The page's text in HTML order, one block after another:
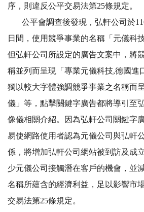
序，則違反公平交易法第25條規定。
公平會調查後發現，弘軒公司於
日間，使用競爭事業的名稱「元儀科
但弘軒公司所設定的廣告文案中，將
稱並列而呈現「專業元儀科技,德國進
獨以較大字體強調競爭事業之名稱而
儀」等，點擊關鍵字廣告都將導引至
像儀相關介紹。因為弘軒公司關鍵字
易使網路使用者認為元儀公司與弘軒
係，將增加弘軒公司網站被到訪及成
少元儀公司接觸潛在客戶的機會，並
名稱所蘊含的經濟利益，足以影響市
交易法第25條規定。